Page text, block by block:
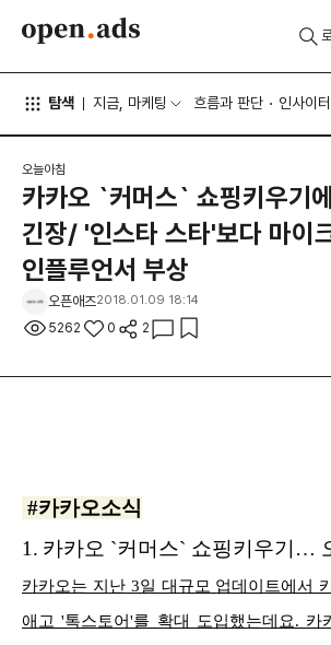
탐색 지금, 마케팅 흐름과 판단 인사이터
오늘아침
카카오 `커머스` 쇼핑키우기
긴장/ '인스타 스타'보다 마이
인플루언서 부상
오픈애즈2018.01.09 18:14
5262 0 2
#카카오소식
1. 카카오 `커머스` 쇼핑키우기…
카카오는 지난 3일 대규모 업데이트에서
애고 '톡스토어'를 확대 도입했는데요. 카